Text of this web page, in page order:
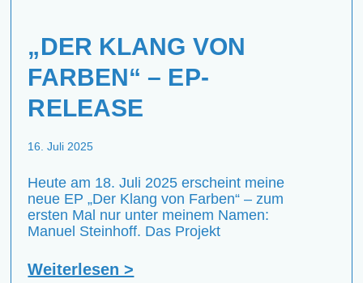
„DER KLANG VON
FARBEN“ – EP-
RELEASE
16. Juli 2025
Heute am 18. Juli 2025 erscheint meine
neue EP „Der Klang von Farben“ – zum
ersten Mal nur unter meinem Namen:
Manuel Steinhoff. Das Projekt
Weiterlesen >